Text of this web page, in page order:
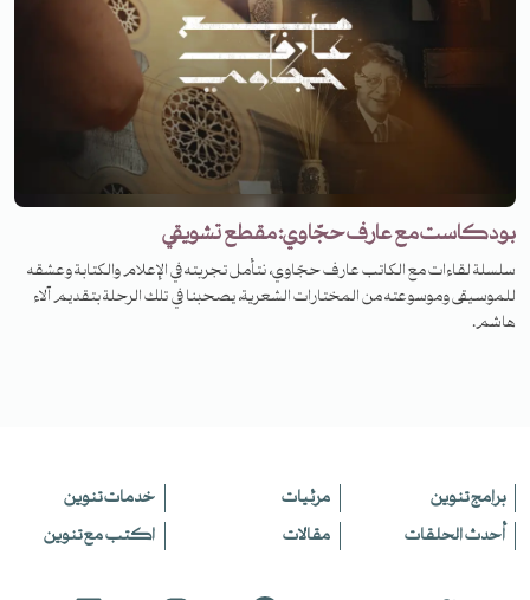
بودكاست مع عارف حجّاوي: مقطع تشويقي
سلسلة لقاءات مع الكاتب عارف حجّاوي، نتأمل تجربته في الإعلام والكتابة وعشقه
للموسيقى وموسوعته من المختارات الشعرية، يصحبنا في تلك الرحلة بتقديم آلاء
هاشم.
برامج تنوين مرئيات
خدمات تنوين
أحدث الحلقات
مقالات اكتب مع تنوين